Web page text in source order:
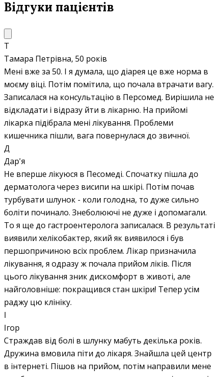
Відгуки пацієнтів
Т
Тамара Петрівна, 50 років
Мені вже за 50. І я думала, що діарея це вже норма в
моєму віці. Потім помітила, що почала втрачати вагу.
Записалася на консультацію в Персомед. Вирішила не
відкладати і відразу йти в лікарню. На прийомі
лікарка підібрала мені лікування. Проблеми
кишечника пішли, вага повернулася до звичної.
Д
Дар'я
Не вперше лікуюся в Песомеді. Спочатку пішла до
дерматолога через висипи на шкірі. Потім почав
турбувати шлунок - коли голодна, то дуже сильно
боліти починало. Знеболюючі не дуже і допомагали.
То я ще до гастроентеролога записалася. В результаті
виявили хелікобактер, який як виявилося і був
першопричиною всіх проблем. Лікар призначила
лікування, я одразу ж почала прийом ліків. Після
цього лікування зник дискомфорт в животі, але
найголовніше: покращився стан шкіри! Тепер усім
раджу цю клініку.
І
Ігор
Страждав від болі в шлунку мабуть декілька років.
Дружина вмовила піти до лікаря. Знайшла цей центр
в інтернеті. Пішов на прийом, потім направили мене